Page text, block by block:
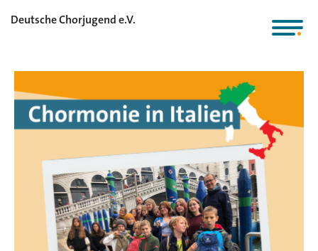
Deutsche Chorjugend e.V.